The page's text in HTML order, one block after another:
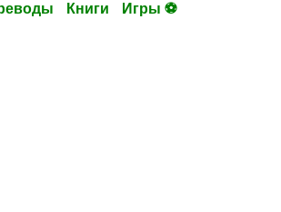
Книги Игры ⚽